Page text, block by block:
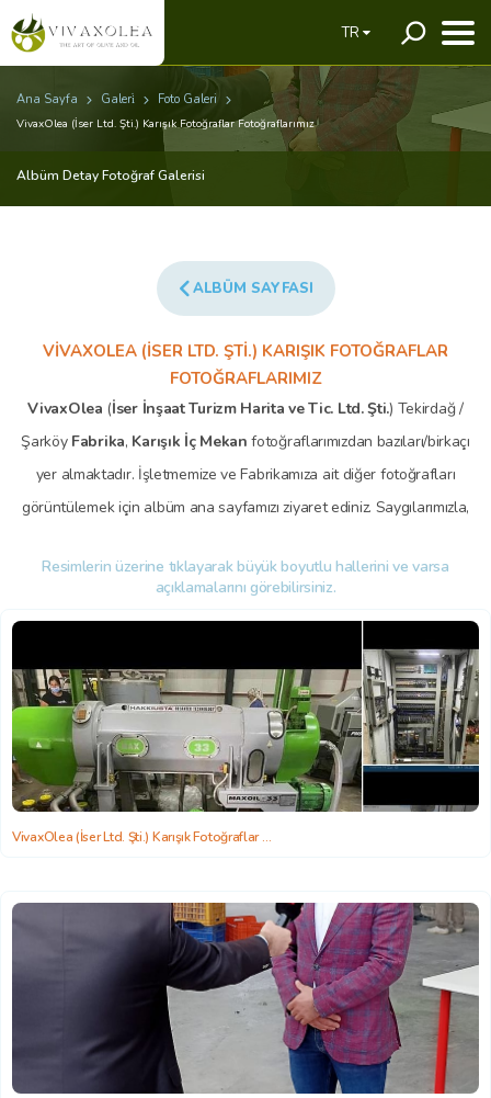
TR
Ana Sayfa Galeri̇ Foto Galeri
VivaxOlea (İser Ltd. Şti.) Karışık Fotoğraflar Fotoğraflarımız
Albüm Detay Fotoğraf Galerisi
ALBÜM SAYFASI
VIVAXOLEA (İSER LTD. ŞTI.) KARIŞIK FOTOĞRAFLAR
FOTOĞRAFLARIMIZ
VivaxOlea (İser İnşaat Turizm Harita ve Tic. Ltd. Şti.) Tekirdağ /
Şarköy Fabrika, Karışık İç Mekan fotoğraflarımızdan bazıları/birkaçı
yer almaktadır. İşletmemize ve Fabrikamıza ait diğer fotoğrafları
görüntülemek için albüm ana sayfamızı ziyaret ediniz. Saygılarımızla,
Resimlerin üzerine tıklayarak büyük boyutlu hallerini ve varsa
açıklamalarını görebilirsiniz.
VivaxOlea (İser Ltd. Şti.) Karışık Fotoğraflar